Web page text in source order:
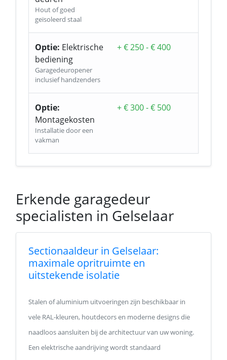
Hout of goed
geïsoleerd staal
Optie: Elektrische
bediening
Garagedeuropener
inclusief handzenders
+ € 250 - € 400
Optie:
Montagekosten
Installatie door een
vakman
+ € 300 - € 500
Erkende garagedeur
specialisten in Gelselaar
Sectionaaldeur in Gelselaar:
maximale opritruimte en
uitstekende isolatie
Stalen of aluminium uitvoeringen zijn beschikbaar in
vele RAL-kleuren, houtdecors en moderne designs die
naadloos aansluiten bij de architectuur van uw woning.
Een elektrische aandrijving wordt standaard